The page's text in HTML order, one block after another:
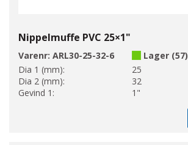
Nippelmuffe PVC 25×1"
Varenr: ARL30-25-32-6
Lager (57)
Dia 1 (mm):
25
Dia 2 (mm):
32
Gevind 1:
1"